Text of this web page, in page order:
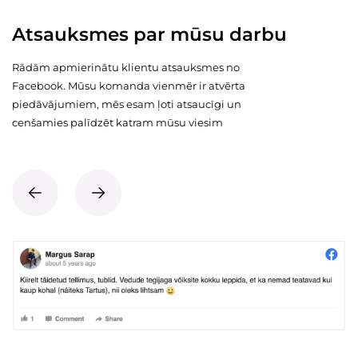
Atsauksmes par mūsu darbu
Rādām apmierinātu klientu atsauksmes no
Facebook. Mūsu komanda vienmēr ir atvērta
piedāvājumiem, mēs esam ļoti atsaucīgi un
cenšamies palīdzēt katram mūsu viesim